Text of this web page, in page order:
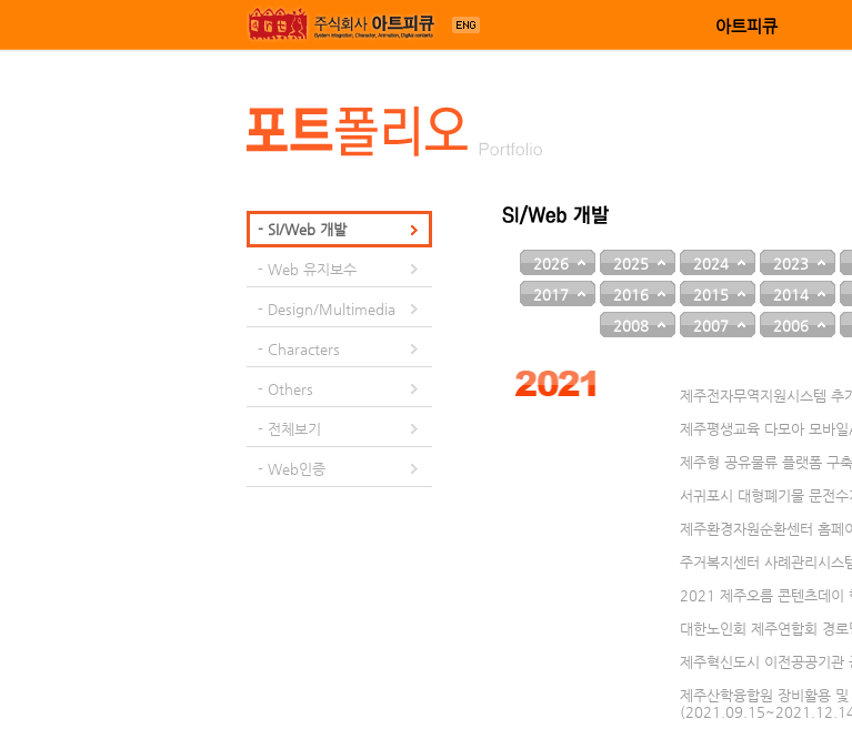
아트피큐
- SI/Web 개발
- Web 유지보수
- Design/Multimedia
- Characters
- Others
- 전체보기
- Web인증
2026 2025 2024 2023
2017
2016 2015 2014
2008
2007 2006
제주전자무역지원시스템
제주평생교육 다모아 모
제주형 공유물류 플랫폼
서귀포시 대형폐기물 문
제주환경자원순환센터 홈
주거복지센터 사례관리시
2021 제주오름 콘텐츠데
대한노인회 제주연합회 경
제주혁신도시 이전공공기
제주산학융합원 장비활용